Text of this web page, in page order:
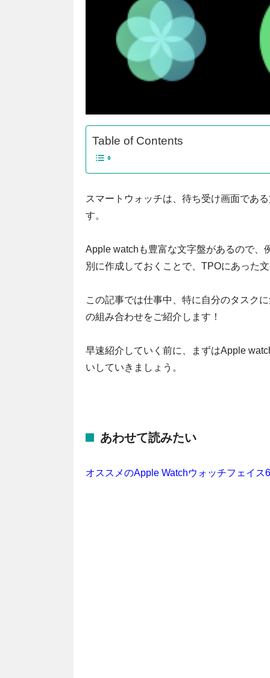
Table of Contents
スマートウォッチは、待ち受け画面であ
す。
Apple watchも豊富な文字盤があるので、
別に作成しておくことで、TPOにあった
この記事では仕事中、特に自分のタスク
の組み合わせをご紹介します！
早速紹介していく前に、まずはApple
いしていきましょう。
あわせて読みたい
オススメのApple Watchウォッチフェイ